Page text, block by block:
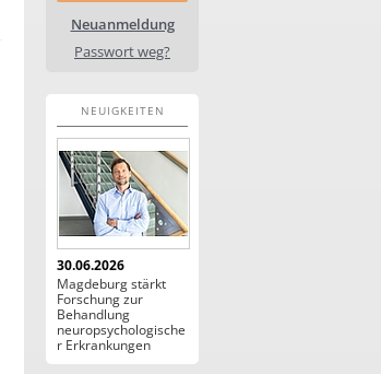
Neuanmeldung
Passwort weg?
NEUIGKEITEN
30.06.2026
Magdeburg stärkt
Forschung zur
Behandlung
neuropsychologische
r Erkrankungen